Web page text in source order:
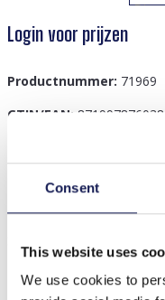
Consent
This website uses
We use cookies to
Login voor prijzen
Productnummer: 71969
GTIN/EAN:
Beschrijving
L-F7.2 DP23322017